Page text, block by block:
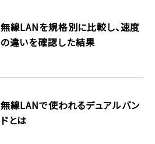
無線LANを規格別に比較し、速度
の違いを確認した結果
無線LANで使われるデュアルバン
ドとは